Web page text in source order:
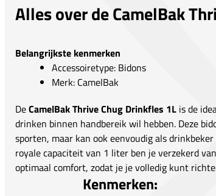
Alles over de CamelBak
Belangrijkste kenmerken
Accessoiretype: Bidons
Merk: CamelBak
DeCamelBak Thrive Chug Drinkfles 1L is de
drinken binnen handbereik wil hebben. Deze
sporten, maar kan ook eenvoudig als
royale capaciteit van 1 liter ben je verzekerd
optimaal comfort, zodat je je volledig kunt
Kenmerken: